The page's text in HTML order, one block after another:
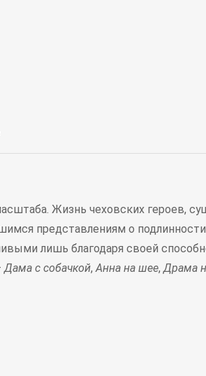
Жизнь чеховских героев,
представлениям о
лишь благодаря своей
Дама с собачкой,Анна на шее,Драма